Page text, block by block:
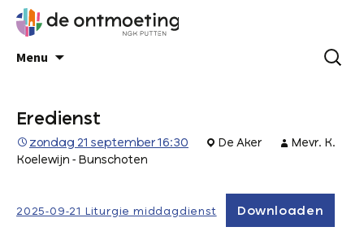
Menu
Eredienst
zondag 21 september 16:30 De Aker
Mevr. K.
Koelewijn - Bunschoten
2025-09-21 Liturgie middagdienst Downloaden